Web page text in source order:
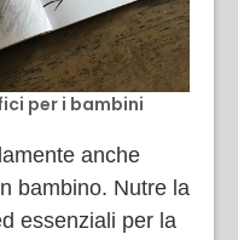
per i bambini
anche
bambino. Nutre la
essenziali per la